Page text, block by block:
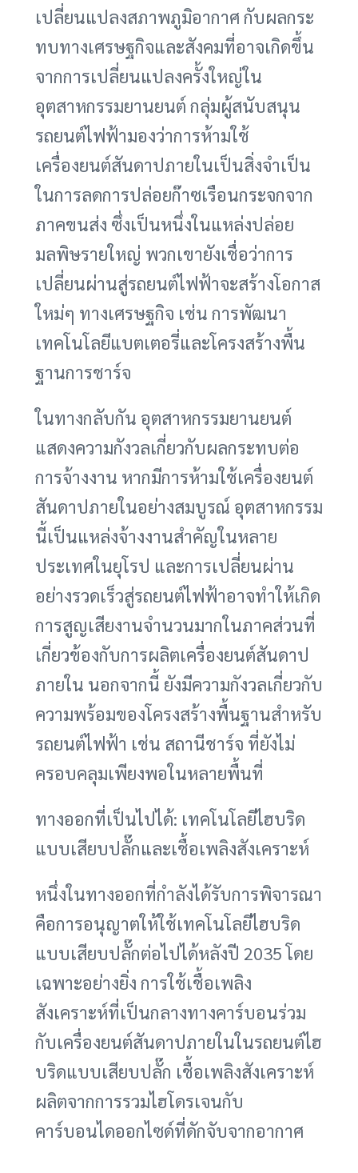
เปลี่ยนแปลงสภาพภูมิอากาศ กับผลกระ
ทบทางเศรษฐกิจและสังคมที่อาจเกิดขึ้น
จากการเปลี่ยนแปลงครั้งใหญ่ใน
อุตสาหกรรมยานยนต์ กลุ่มผู้สนับสนุน
รถยนต์ไฟฟ้ามองว่าการห้ามใช้
เครื่องยนต์สันดาปภายในเป็นสิ่งจำเป็น
ในการลดการปล่อยก๊าซเรือนกระจกจาก
ภาคขนส่ง ซึ่งเป็นหนึ่งในแหล่งปล่อย
มลพิษรายใหญ่ พวกเขายังเชื่อว่าการ
เปลี่ยนผ่านสู่รถยนต์ไฟฟ้าจะสร้างโอกาส
ใหม่ๆ ทางเศรษฐกิจ เช่น การพัฒนา
เทคโนโลยีแบตเตอรี่และโครงสร้างพื้น
ฐานการชาร์จ
ในทางกลับกัน อุตสาหกรรมยานยนต์
แสดงความกังวลเกี่ยวกับผลกระทบต่อ
การจ้างงาน หากมีการห้ามใช้เครื่องยนต์
สันดาปภายในอย่างสมบูรณ์ อุตสาหกรรม
นี้เป็นแหล่งจ้างงานสำคัญในหลาย
ประเทศในยุโรป และการเปลี่ยนผ่าน
อย่างรวดเร็วสู่รถยนต์ไฟฟ้าอาจทำให้เกิด
การสูญเสียงานจำนวนมากในภาคส่วนที่
เกี่ยวข้องกับการผลิตเครื่องยนต์สันดาป
ภายใน นอกจากนี้ ยังมีความกังวลเกี่ยวกับ
ความพร้อมของโครงสร้างพื้นฐานสำหรับ
รถยนต์ไฟฟ้า เช่น สถานีชาร์จ ที่ยังไม่
ครอบคลุมเพียงพอในหลายพื้นที่
ทางออกที่เป็นไปได้: เทคโนโลยีไฮบริด
แบบเสียบปลั๊กและเชื้อเพลิงสังเคราะห์
หนึ่งในทางออกที่กำลังได้รับการพิจารณา
คือการอนุญาตให้ใช้เทคโนโลยีไฮบริด
แบบเสียบปลั๊กต่อไปได้หลังปี 2035 โดย
เฉพาะอย่างยิ่ง การใช้เชื้อเพลิง
สังเคราะห์ที่เป็นกลางทางคาร์บอนร่วม
กับเครื่องยนต์สันดาปภายในในรถยนต์ไฮ
บริดแบบเสียบปลั๊ก เชื้อเพลิงสังเคราะห์
ผลิตจากการรวมไฮโดรเจนกับ
คาร์บอนไดออกไซด์ที่ดักจับจากอากาศ